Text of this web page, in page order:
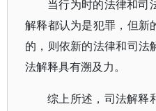
当行为时的法律和司
解释都认为是犯罪，但新
的，则依新的法律和司法
法解释具有溯及力。
综上所述，司法解释